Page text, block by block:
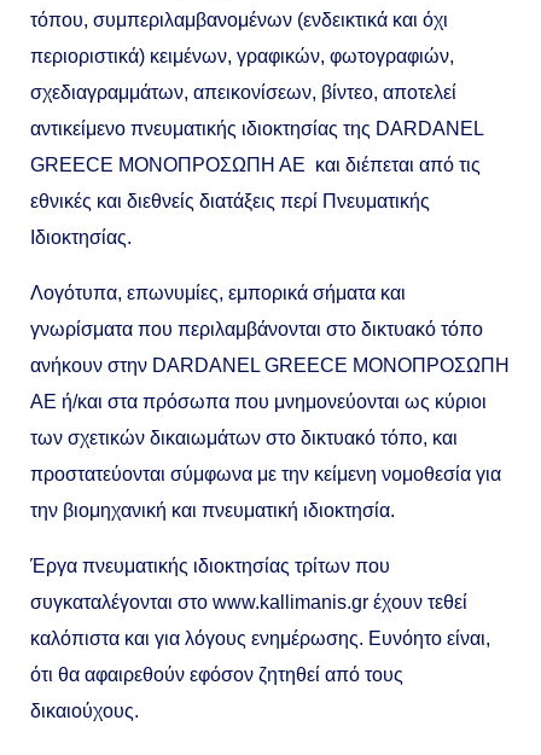
τόπου, συμπεριλαμβανομένων (ενδεικτικά και όχι
περιοριστικά) κειμένων, γραφικών, φωτογραφιών,
σχεδιαγραμμάτων, απεικονίσεων, βίντεο, αποτελεί
αντικείμενο πνευματικής ιδιοκτησίας της DARDANEL
GREECE MONOΠΡΟΣΩΠΗ ΑΕ και διέπεται από τις
εθνικές και διεθνείς διατάξεις περί Πνευματικής
Ιδιοκτησίας.
Λογότυπα, επωνυμίες, εμπορικά σήματα και
γνωρίσματα που περιλαμβάνονται στο δικτυακό τόπο
ανήκουν στην DARDANEL GREECE MONOΠΡΟΣΩΠΗ
ΑΕ ή/και στα πρόσωπα που μνημονεύονται ως κύριοι
των σχετικών δικαιωμάτων στο δικτυακό τόπο, και
προστατεύονται σύμφωνα με την κείμενη νομοθεσία για
την βιομηχανική και πνευματική ιδιοκτησία.
Έργα πνευματικής ιδιοκτησίας τρίτων που
συγκαταλέγονται στο www.kallimanis.gr έχουν τεθεί
καλόπιστα και για λόγους ενημέρωσης. Ευνόητο είναι,
ότι θα αφαιρεθούν εφόσον ζητηθεί από τους
δικαιούχους.